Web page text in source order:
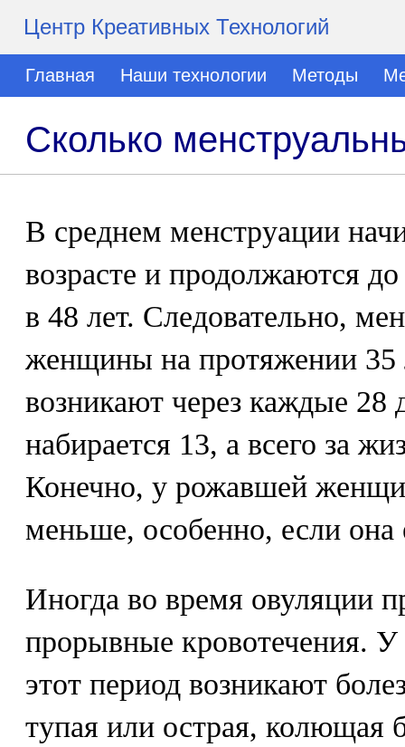
Центр Креативных Технологий
Главная Наши технологии Методы
Сколько
В среднем менструации
возрасте и продолжаются
в 48 лет. Следовательно,
женщины на протяжении 35
возникают через каждые 28
набирается 13, а всего за
Конечно, у рожавшей
меньше, особенно, если
Иногда во время овуляции
прорывные кровотечения.
этот период возникают
тупая или острая, колющая